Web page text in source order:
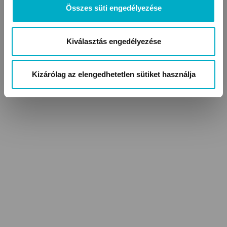
Összes süti engedélyezése
Kiválasztás engedélyezése
Kizárólag az elengedhetetlen sütiket használja